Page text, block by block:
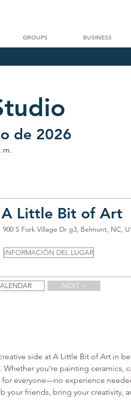
GROUPS BUSINESS
de 2026
m.
A Little Bit of Art
900 S Fork Village Dr g3, Belmont, NC,
INFORMACIÓN DEL LUGAR
NEXT >
side at A Little Bit of Art in
Whether you’re painting ceramics,
everyone—no experience
your friends, bring your creativity,